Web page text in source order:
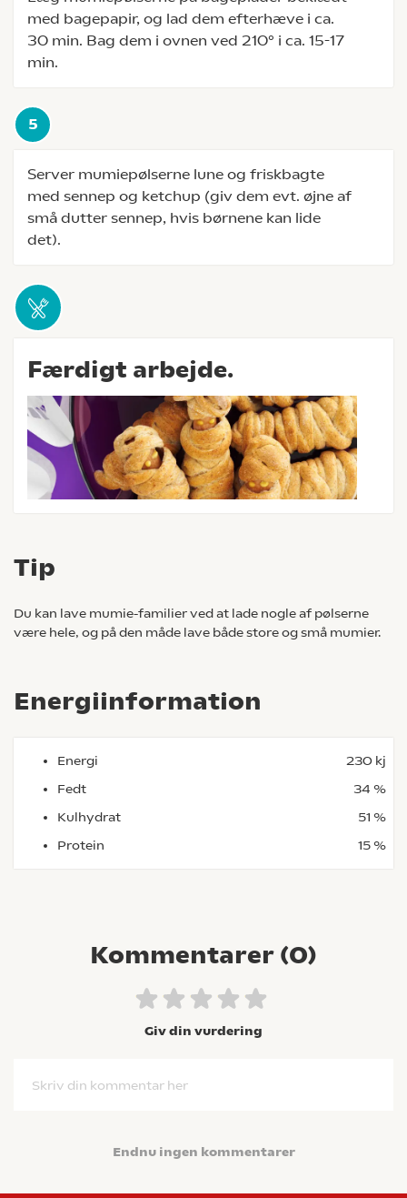
med bagepapir, og lad dem efterhæve i ca.
30 min. Bag dem i ovnen ved 210° i ca. 15-17
min.
Server mumiepølserne lune og friskbagte
med sennep og ketchup (giv dem evt. øjne af
små dutter sennep, hvis børnene kan lide
det).
Færdigt arbejde.
Tip
Du kan lave mumie-familier ved at lade nogle af pølserne
være hele, og på den måde lave både store og små mumier.
Energiinformation
Energi
230 kj
Fedt
34 %
Kulhydrat
51 %
Protein
15 %
Kommentarer (0)
Giv din vurdering
Skriv din kommentar her
Endnu ingen kommentarer